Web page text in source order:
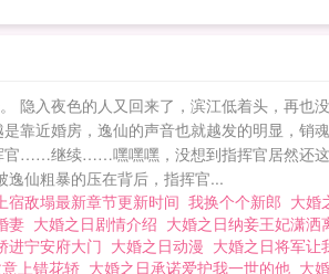
隐入夜色的人又回来了，滨江低着头，再
靠近婚房，逸仙的声音也就越发的明显，销
官……继续……嘿嘿嘿，没想到指挥官居然还
逸仙粗暴的压在背后，指挥官...
宿敌塌最新章节更新时间 我换个个新郎 大婚
妻 大婚之日剧情介绍 大婚之日纳妾王妃潇洒
进宁安府大门 大婚之日动漫 大婚之日将军让
上错花轿 大婚之日承诺爱护我一世的他 大